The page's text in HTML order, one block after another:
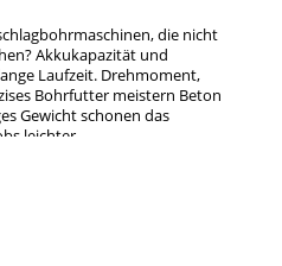
die nicht
Akkukapazität und
Laufzeit. Drehmoment,
Bohrfutter meistern Beton
Gewicht schonen das
leichter.